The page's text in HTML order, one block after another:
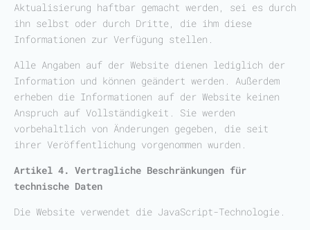
Aktualisierung haftbar gemacht werden, sei es durch
ihn selbst oder durch Dritte, die ihm diese
Informationen zur Verfügung stellen.
Alle Angaben auf der Website dienen lediglich der
Information und können geändert werden. Außerdem
erheben die Informationen auf der Website keinen
Anspruch auf Vollständigkeit. Sie werden
vorbehaltlich von Änderungen gegeben, die seit
ihrer Veröffentlichung vorgenommen wurden.
Artikel 4. Vertragliche Beschränkungen für
technische Daten
Die Website verwendet die JavaScript-Technologie.